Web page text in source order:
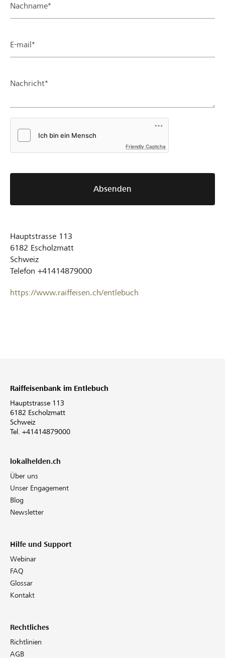
Nachname*
E-mail*
Nachricht*
Friendly Captcha
Absenden
Hauptstrasse 113
6182 Escholzmatt
Schweiz
Telefon +41414879000
https://www.raiffeisen.ch/entlebuch
Raiffeisenbank im Entlebuch
Hauptstrasse 113
6182 Escholzmatt
Schweiz
Tel. +41414879000
lokalhelden.ch
Über uns
Unser Engagement
Blog
Newsletter
Hilfe und Support
Webinar
FAQ
Glossar
Kontakt
Rechtliches
Richtlinien
AGB